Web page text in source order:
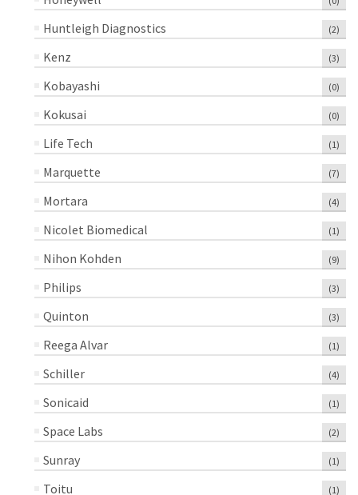
Huntleigh Diagnostics (2)
Kenz (3)
Kobayashi (0)
Kokusai (0)
Life Tech (1)
Marquette (7)
Mortara (4)
Nicolet Biomedical (1)
Nihon Kohden (9)
Philips (3)
Quinton (3)
Reega Alvar (1)
Schiller (4)
Sonicaid (1)
Space Labs (2)
Sunray (1)
Toitu (1)